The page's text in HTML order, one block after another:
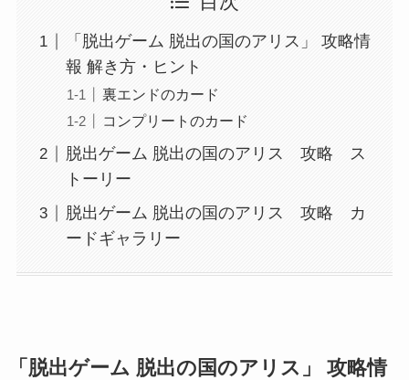
「脱出ゲーム 脱出の国のアリス」 攻略情
報 解き方・ヒント
裏エンドのカード
コンプリートのカード
脱出ゲーム 脱出の国のアリス 攻略 ス
トーリー
脱出ゲーム 脱出の国のアリス 攻略 カ
ードギャラリー
「脱出ゲーム 脱出の国のアリス」 攻略情